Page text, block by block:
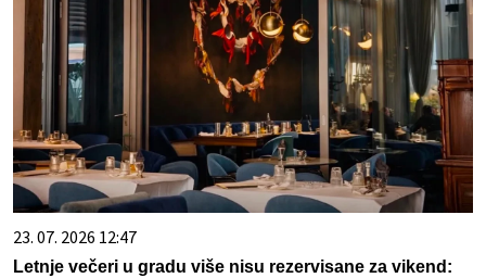
23. 07. 2026 12:47
Letnje večeri u gradu više nisu rezervisane za vikend: